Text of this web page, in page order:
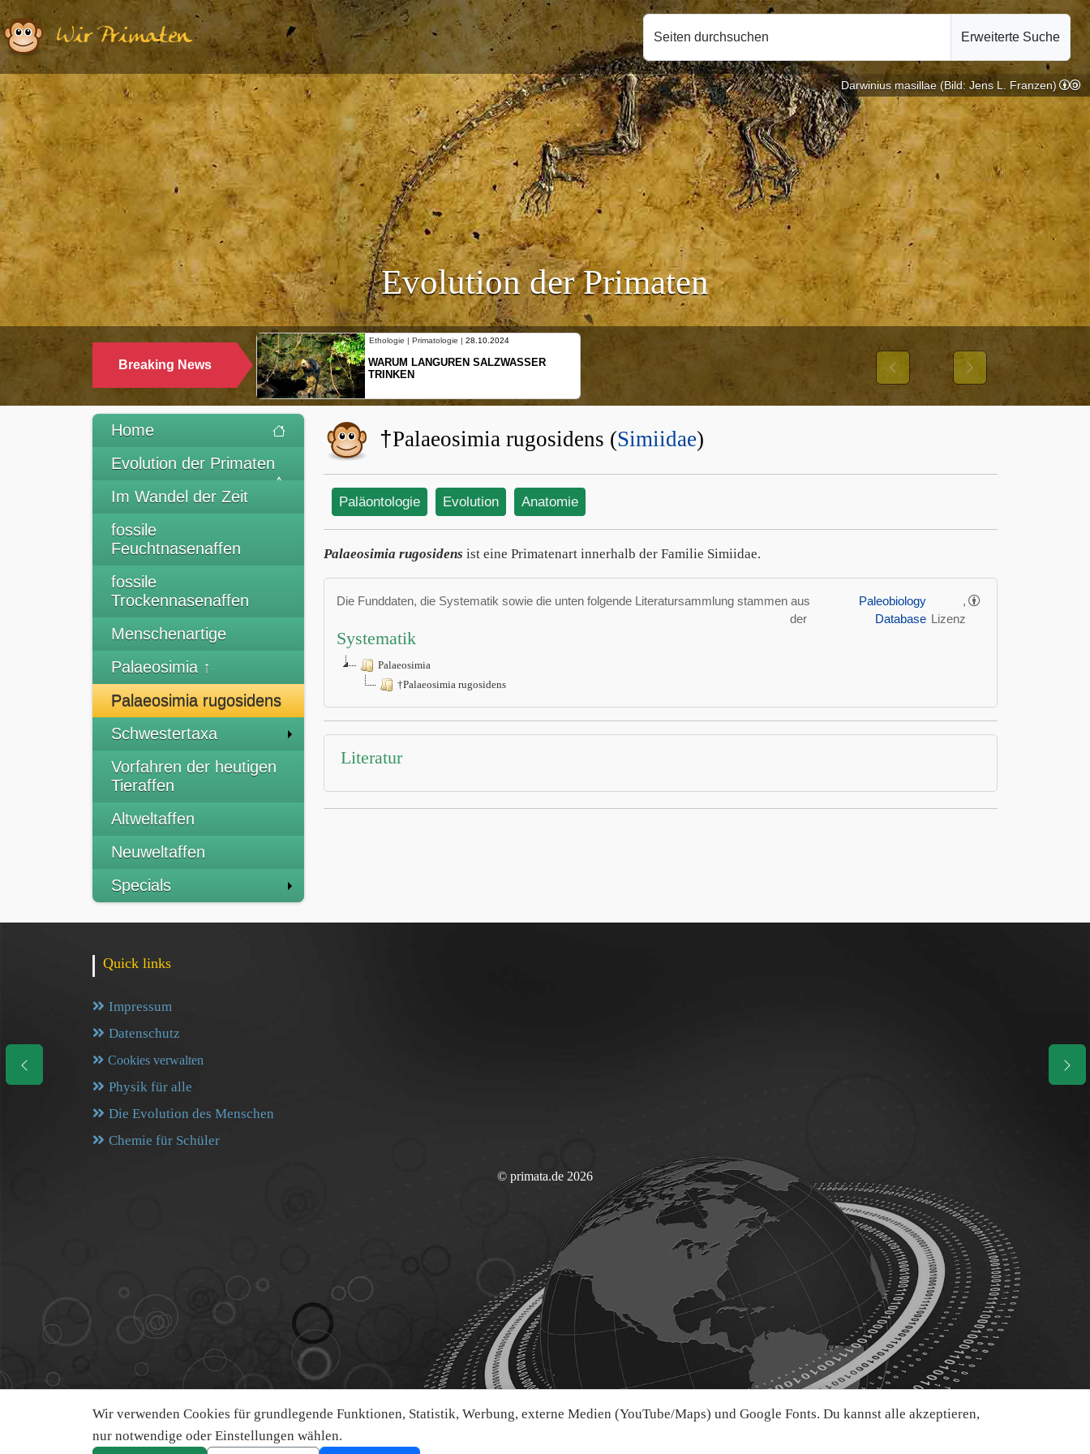
Wir Primaten Seiten durchsuchen Erweiterte Suche
Evolution der Primaten
Breaking News
Ethologie | Primatologie | 28.10.2024
WARUM LANGUREN SALZWASSER
TRINKEN
Previous Next
Wir verwenden Cookies für grundlegende Funktionen, Statistik, Werbung, externe Medien (YouTube/Maps) und Google Fonts. Du kannst alle akzeptieren,
nur notwendige oder Einstellungen wählen.
Darwinius masillae (Bild: Jens L. Franzen)
Home
Evolution der Primaten
Im Wandel der Zeit
fossile
Feuchtnasenaffen
fossile
Trockennasenaffen
Menschenartige
Palaeosimia ↑
Palaeosimia rugosidens
Schwestertaxa
Vorfahren der heutigen
Tieraffen
Altweltaffen
Neuweltaffen
Specials
†Palaeosimia rugosidens (Simiidae)
Paläontologie Evolution Anatomie
Palaeosimia rugosidens ist eine Primatenart innerhalb der Familie Simiidae.
Die Funddaten, die Systematik sowie die unten folgende Literatursammlung stammen aus
der
Paleobiology
Database
,
Lizenz
Systematik
Palaeosimia
†Palaeosimia rugosidens
Literatur
Quick links
Impressum
Datenschutz
Cookies verwalten
Physik für alle
Die Evolution des Menschen
Chemie für Schüler
© primata.de 2026